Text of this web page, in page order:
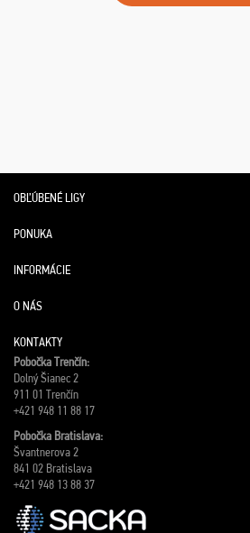
OBĽÚBENÉ LIGY
PONUKA
INFORMÁCIE
O NÁS
KONTAKTY
Pobočka Trenčín:
Dolný Šianec 2
911 01 Trenčín
+421 948 11 88 17
Pobočka Bratislava:
Švantnerova 2
841 02 Bratislava
+421 948 13 88 37